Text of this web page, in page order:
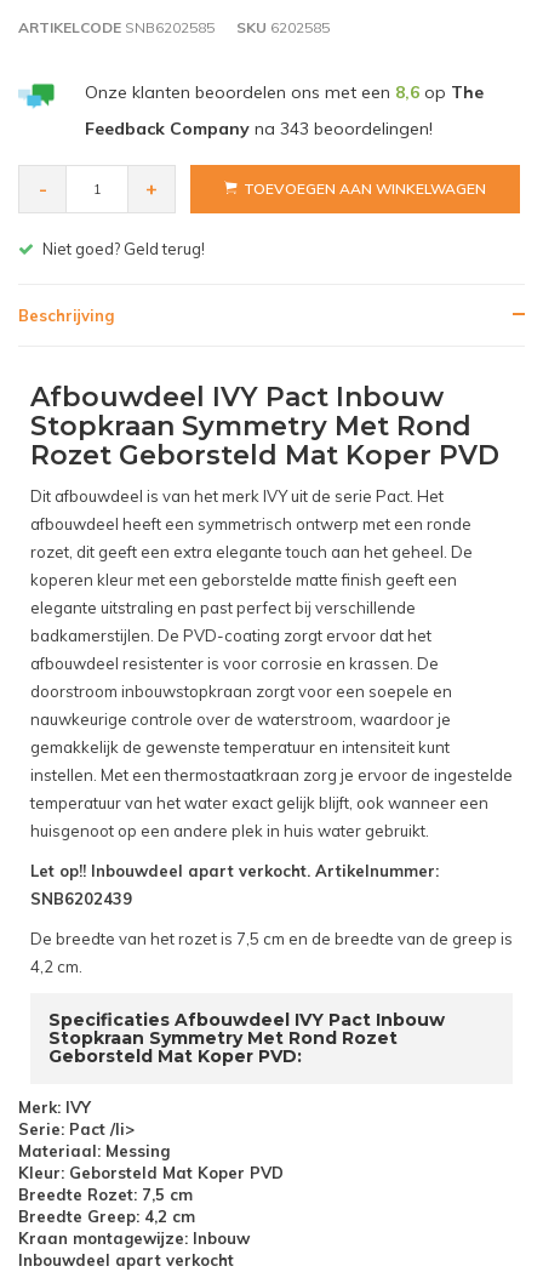
ARTIKELCODE SNB6202585 SKU 6202585
Onze klanten beoordelen ons met een 8,6op The
Feedback Companyna 343 beoordelingen!
- + TOEVOEGEN AAN WINKELWAGEN
terug!
Beschrijving
Afbouwdeel IVY Pact Inbouw
Stopkraan Symmetry Met Rond
Rozet Geborsteld Mat Koper PVD
Dit afbouwdeel is van het merk IVY uit de serie Pact. Het
afbouwdeel heeft een symmetrisch ontwerp met een ronde
rozet, dit geeft een extra elegante touch aan het geheel. De
koperen kleur met een geborstelde matte finish geeft een
elegante uitstraling en past perfect bij verschillende
badkamerstijlen. De PVD-coating zorgt ervoor dat het
afbouwdeel resistenter is voor corrosie en krassen. De
doorstroom inbouwstopkraan zorgt voor een soepele en
nauwkeurige controle over de waterstroom, waardoor je
gemakkelijk de gewenste temperatuur en intensiteit kunt
instellen. Met een thermostaatkraan zorg je ervoor de ingestelde
temperatuur van het water exact gelijk blijft, ook wanneer een
huisgenoot op een andere plek in huis water gebruikt.
Let op!! Inbouwdeel apart verkocht. Artikelnummer:
SNB6202439
De breedte van het rozet is 7,5 cm en de breedte van de greep is
4,2 cm.
Specificaties Afbouwdeel IVY Pact Inbouw
Stopkraan Symmetry Met Rond Rozet
Geborsteld Mat Koper PVD:
Merk: IVY
Serie: Pact /li>
Materiaal: Messing
Kleur: Geborsteld Mat Koper PVD
Breedte Rozet: 7,5 cm
Breedte Greep: 4,2 cm
Kraan montagewijze: Inbouw
Inbouwdeel apart verkocht